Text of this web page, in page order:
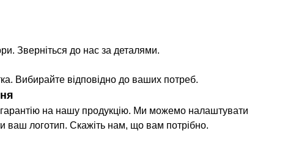
Зверніться до нас за деталями.
Вибирайте відповідно до ваших потреб.
на нашу продукцію. Ми можемо налаштувати
ваш логотип. Скажіть нам, що вам потрібно.